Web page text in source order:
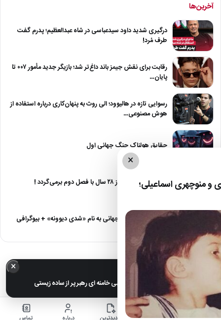
آخرین‌ها
درگیری شدید داود سیدعباسی در شاه عبدالعظیم؛ پدرم گفت
طرف مُرد!
رقابت برای نقش جیمز باند داغ‌تر شد؛ بازیگر جدید مأمور ۰۰۷ تا
پایان…
رسوایی تازه در هالیوود؛ الی روث به پنهان‌کاری درباره استفاده از
هوش مصنوعی…
حقایق هولناک جنگ جهانی اول
آژانس دوستی بعد از ۲۸ سال با فصل دوم برمی‌گردد !
دانلود آهنگ مهدی جهانی به نام «شدی دیوونه» + بیوگرافی
×
منوچهری اسماعیلی؛
× خبر مهم
عکس های خانوادگی مجتبی خامنه ای رهبر پر از ساده زیستی